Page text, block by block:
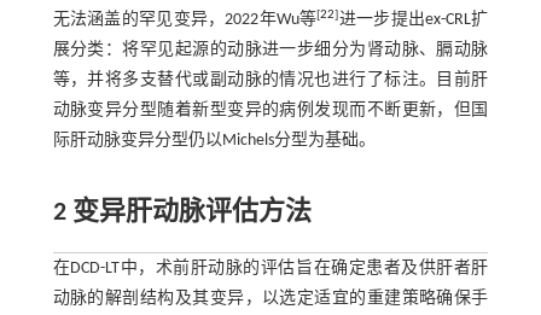
无法涵盖的罕见变异，2022年Wu等[22]进一步提出ex-CRL扩
展分类：将罕见起源的动脉进一步细分为肾动脉、膈动脉
等，并将多支替代或副动脉的情况也进行了标注。目前肝
动脉变异分型随着新型变异的病例发现而不断更新，但国
际肝动脉变异分型仍以Michels分型为基础。
2 变异肝动脉评估方法
在DCD-LT中，术前肝动脉的评估旨在确定患者及供肝者肝
动脉的解剖结构及其变异，以选定适宜的重建策略确保手